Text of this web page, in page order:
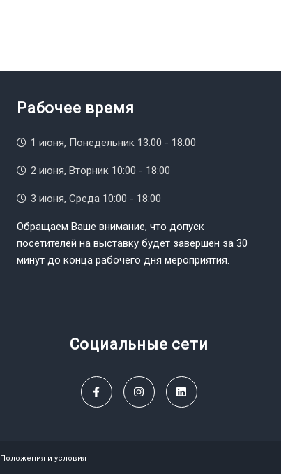
Рабочее время
1 июня, Понедельник 13:00 - 18:00
2 июня, Вторник 10:00 - 18:00
3 июня, Среда 10:00 - 18:00
Обращаем Ваше внимание, что допуск
посетителей на выставку будет завершен за 30
минут до конца рабочего дня мероприятия.
Социальные сети
Положения и условия